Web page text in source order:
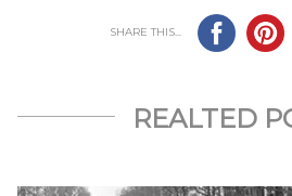
SHARE THIS...
REALTED